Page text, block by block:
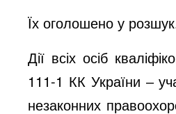
Їх оголошено у
Дії всіх осіб
111-1 КК України ‒
незаконних